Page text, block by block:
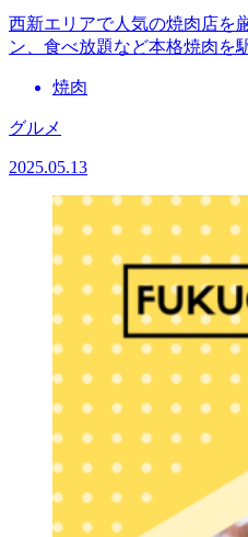
西新エリアで人気の焼肉店を
ン、食べ放題など本格焼肉を
焼肉
グルメ
2025.05.13